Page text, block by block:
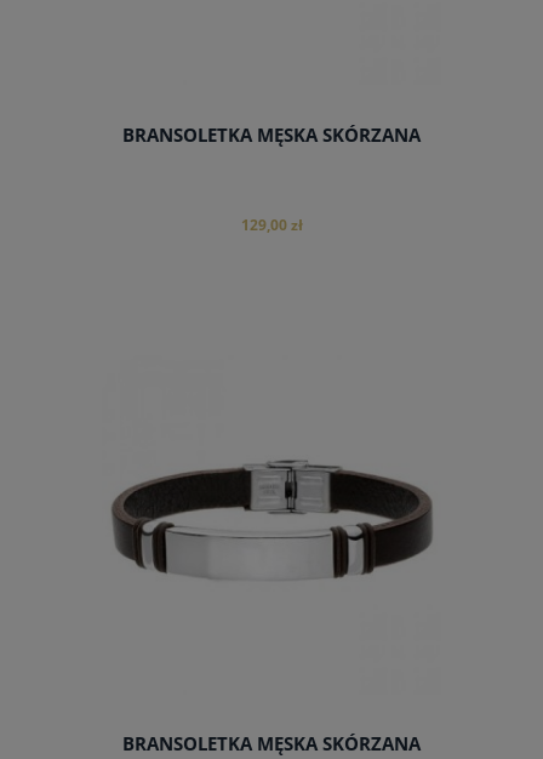
BRANSOLETKA MĘSKA SKÓRZANA
129,00 zł
BRANSOLETKA MĘSKA SKÓRZANA